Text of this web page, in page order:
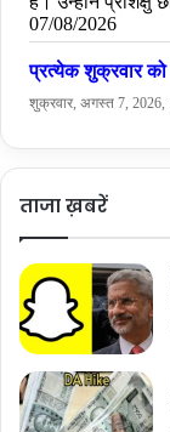
ताजा ख़बरें